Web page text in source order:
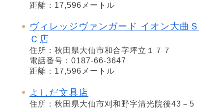
距離：17,596メートル
ヴィレッジヴァンガード イオン大曲Ｓ
Ｃ店
住所：秋田県大仙市和合字坪立１７７
電話番号：0187-66-3647
距離：17,596メートル
よしだ文具店
住所：秋田県大仙市刈和野字清光院後43－5